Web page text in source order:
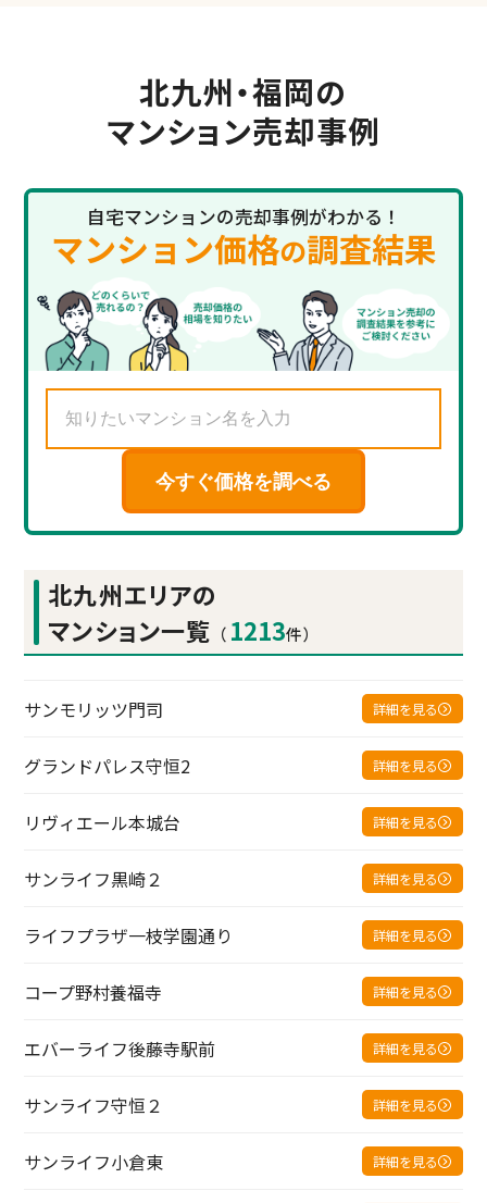
北九州・福岡の
マンション売却事例
自宅マンションの売却事例がわかる！
マンション価格の調査結果
今すぐ価格を調べる
北九州エリアの
マンション一覧 （ 1213件）
サンモリッツ門司 詳細を見る
グランドパレス守恒2 詳細を見る
リヴィエール本城台 詳細を見る
サンライフ黒崎２ 詳細を見る
ライフプラザ一枝学園通り 詳細を見る
コープ野村養福寺 詳細を見る
エバーライフ後藤寺駅前 詳細を見る
サンライフ守恒２ 詳細を見る
サンライフ小倉東 詳細を見る